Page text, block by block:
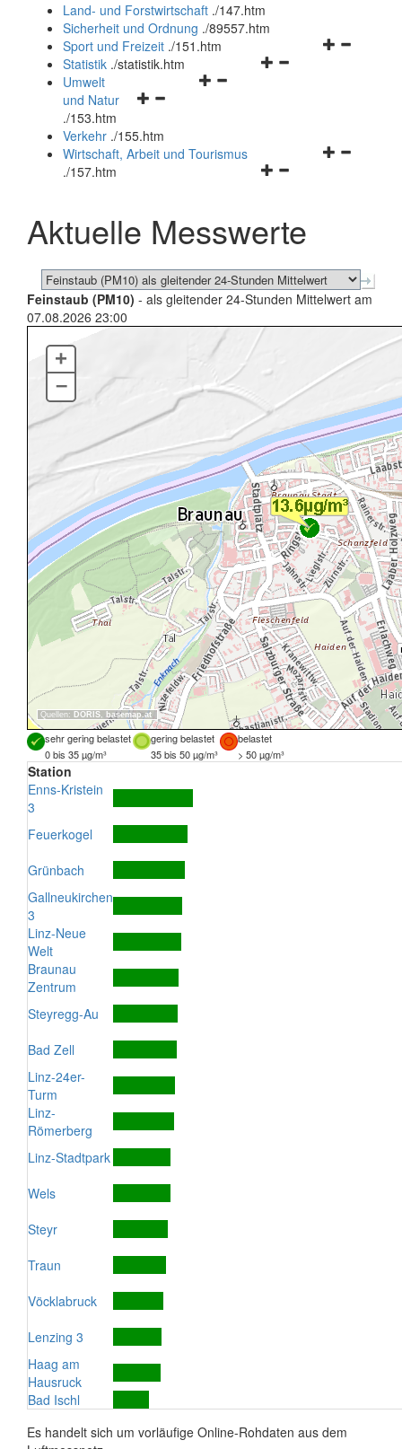
und
schließen
Land- und Forstwirtschaft ./147.htm
Sicherheit und Ordnung ./89557.htm
Navigationsmenü
Sport und Freizeit ./151.htm
Navigationsmenü
Statistik ./statistik.htm
Navigationsmenü
und
schließen
Umwelt
und Natur
./153.htm
Verkehr ./155.htm
Navigationsmenü
schließen
Wirtschaft, Arbeit und Tourismus
./157.htm
Aktuelle Messwerte
Feinstaub (PM10) - als gleitender 24-Stunden Mittelwert am
07.08.2026 23:00
Quellen: DORIS, basemap.at
+
–
sehr gering belastet gering belastet
belastet
0 bis 35 µg/m³
35 bis 50 µg/m³ > 50 µg/m³
Station
Enns-Kristein
3
Feuerkogel
Grünbach
Gallneukirchen
3
Linz-Neue
Welt
Braunau
Zentrum
Steyregg-Au
Bad Zell
Linz-24er-
Turm
Linz-
Römerberg
Linz-Stadtpark
Wels
Steyr
Traun
Vöcklabruck
Lenzing 3
Haag am
Hausruck
Bad Ischl
Es handelt sich um vorläufige Online-Rohdaten aus dem